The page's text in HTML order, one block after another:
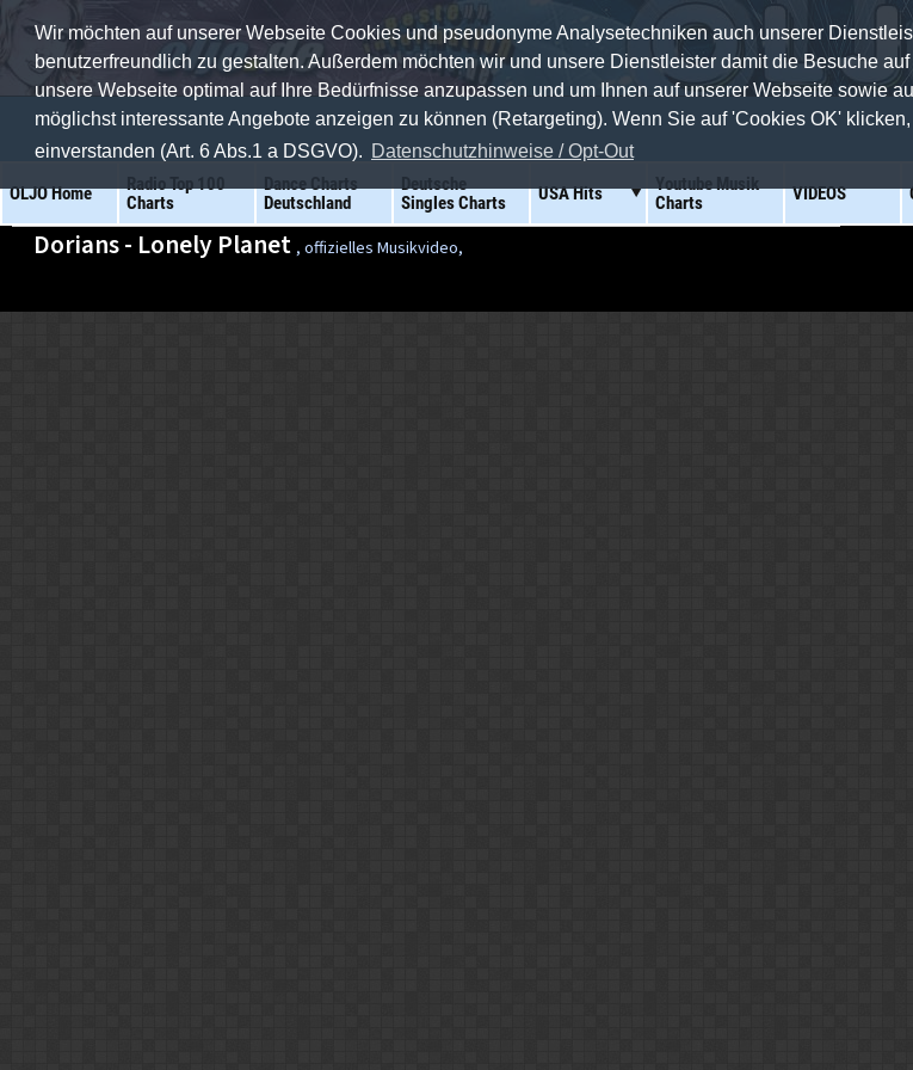
Wir möchten auf unserer Webseite Cookies und pseudonyme Analysetechniken auch unserer
benutzerfreundlich zu gestalten. Außerdem möchten wir und unsere Dienstleister damit die Besuche
unsere Webseite optimal auf Ihre Bedürfnisse anzupassen und um Ihnen auf unserer Webseite sowie
möglichst interessante Angebote anzeigen zu können (Retargeting). Wenn Sie auf 'Cookies OK'
einverstanden (Art. 6 Abs.1 a DSGVO). Datenschutzhinweise / Opt-Out
OLJO Home
Radio Top 100
Charts
Dance Charts
Deutschland
Deutsche
Singles Charts
USA Hits
Youtube Musik
Charts
VIDEOS
Dorians - Lonely Planet , offizielles Musikvideo,